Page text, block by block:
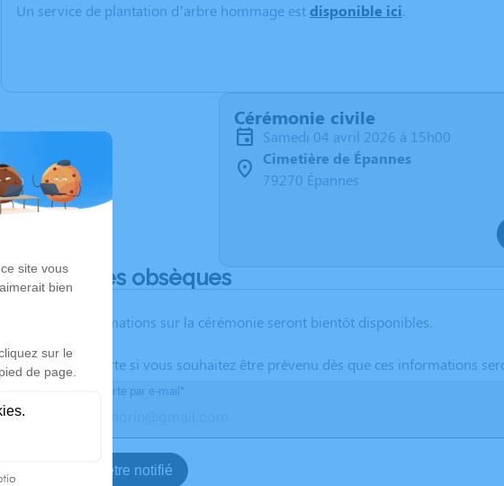
Un service de plantation d’arbre hommage estdisponible ici.
Cérémonie civile
samedi 04 avril 2026 à 15h00
Cimetière de Épannes
79270 Épannes
Déroulé des obsèques
Les informations sur la cérémonie seront bientôt disponibles.
Activez une alerte si vous souhaitez être prévenu dès que ces informations
Recevoir une alerte par e-mail*
Je veux être notifié